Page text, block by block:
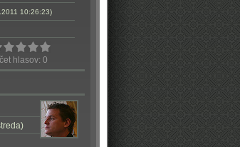
10:26:23)
hlasov: 0